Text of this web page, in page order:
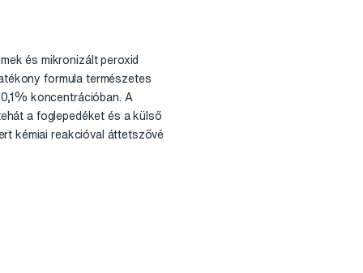
és mikronizált peroxid
formula természetes
koncentrációban. A
a foglepedéket és a külső
kémiai reakcióval áttetszővé